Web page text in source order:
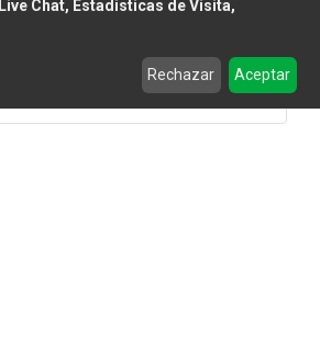
Live Chat, Estadisticas de Visita,
Rechazar Aceptar